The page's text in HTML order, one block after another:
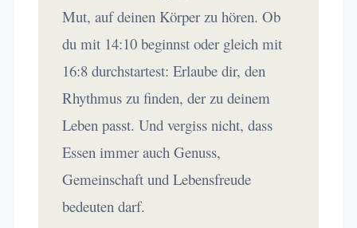
Mut, auf deinen Körper zu hören. Ob
du mit 14:10 beginnst oder gleich mit
16:8 durchstartest: Erlaube dir, den
Rhythmus zu finden, der zu deinem
Leben passt. Und vergiss nicht, dass
Essen immer auch Genuss,
Gemeinschaft und Lebensfreude
bedeuten darf.